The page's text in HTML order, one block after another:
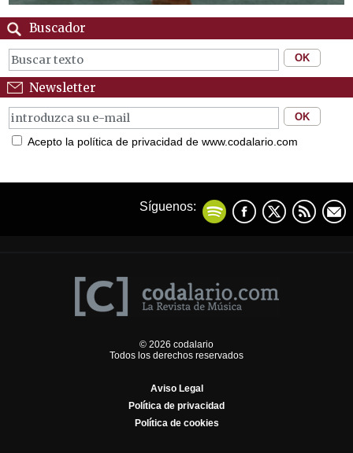
Buscador
Newsletter
Acepto la política de privacidad de www.codalario.com
Síguenos:
© 2026 codalario
Todos los derechos reservados
Aviso Legal
Política de privacidad
Política de cookies